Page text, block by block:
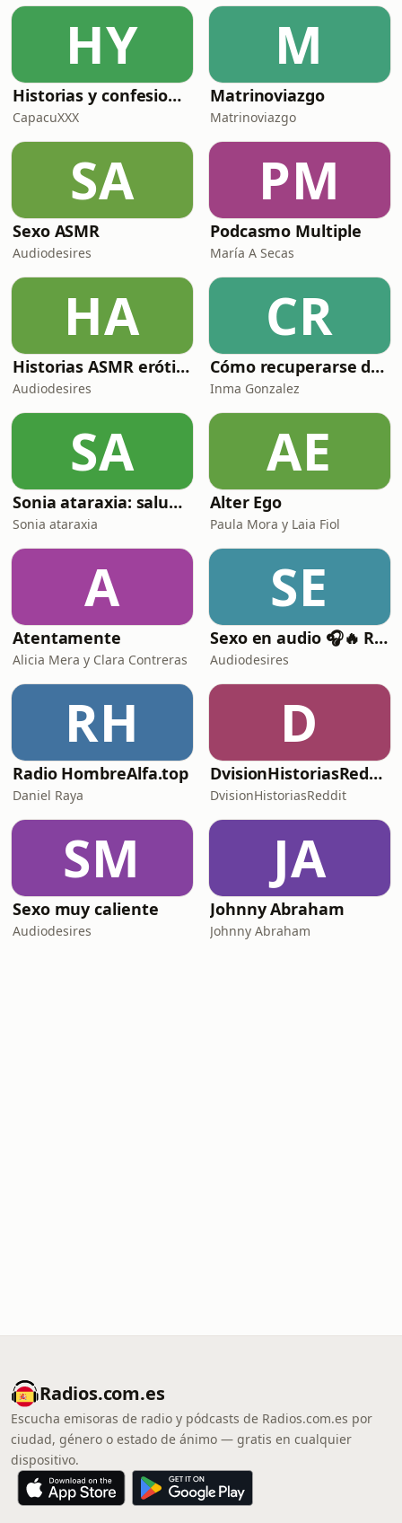
HY
Historias y confesiones de Sr y Sra XXX
CapacuXXX
M
Matrinoviazgo
Matrinoviazgo
SA
Sexo ASMR
Audiodesires
PM
Podcasmo Multiple
María A Secas
HA
Historias ASMR eróticas y sexys
Audiodesires
CR
Cómo recuperarse de una separación o divorcio
Inma Gonzalez
SA
Sonia ataraxia: salud mental, autoestima y relaciones sanas.
Sonia ataraxia
AE
Alter Ego
Paula Mora y Laia Fiol
A
Atentamente
Alicia Mera y Clara Contreras
SE
Sexo en audio 🎧🔥 Relatos eróticos para encender tu imaginación
Audiodesires
RH
Radio HombreAlfa.top
Daniel Raya
D
DvisionHistoriasReddit
DvisionHistoriasReddit
SM
Sexo muy caliente
Audiodesires
JA
Johnny Abraham
Johnny Abraham
Radios.com.es
Escucha emisoras de radio y pódcasts de Radios.com.es por
ciudad, género o estado de ánimo — gratis en cualquier
dispositivo.